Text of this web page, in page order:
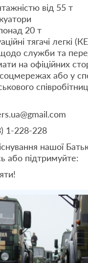
від 55 т
20 т
тягачі легкі
служби та
на офіційних
або у
1-228-228
нашої
або підтримуйте: